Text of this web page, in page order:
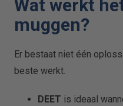
Wat werkt
muggen?
Er bestaat niet één
beste werkt.
DEET is ideaal